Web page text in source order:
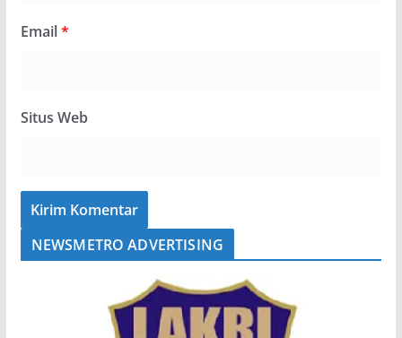
Email*
Situs Web
NEWSMETRO ADVERTISING